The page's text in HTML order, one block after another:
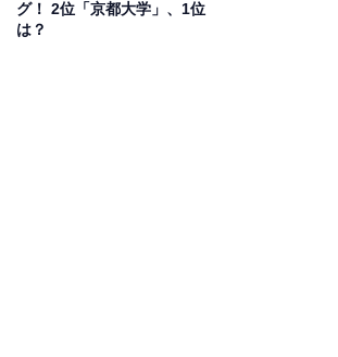
グ！ 2位「京都大学」、1位
は？